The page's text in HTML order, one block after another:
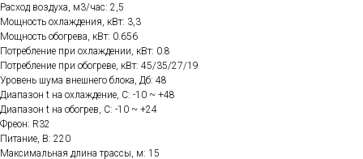
Расход воздуха, м3/час: 2,5
Мощность охлаждения, кВт: 3,3
Мощность обогрева, кВт: 0.656
Потребление при охлаждении, кВт: 0.8
Потребление при обогреве, кВт: 45/35/27/19
Уровень шума внешнего блока, Дб: 48
Диапазон t на охлаждение, C: -10 ~ +48
Диапазон t на обогрев, C: -10 ~ +24
Фреон: R32
Питание, В: 220
Максимальная длина трассы, м: 15